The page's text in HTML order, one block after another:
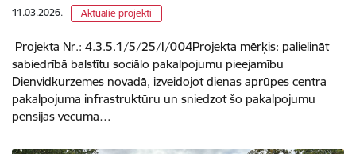
11.03.2026. Aktuālie projekti
Projekta Nr.: 4.3.5.1/5/25/I/004Projekta mērķis: palielināt
sabiedrībā balstītu sociālo pakalpojumu pieejamību
Dienvidkurzemes novadā, izveidojot dienas aprūpes centra
pakalpojuma infrastruktūru un sniedzot šo pakalpojumu
pensijas vecuma…